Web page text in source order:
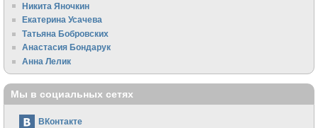
Никита Яночкин
Екатерина Усачева
Татьяна Бобровских
Анастасия Бондарук
Анна Лелик
Мы в социальных сетях
ВКонтакте